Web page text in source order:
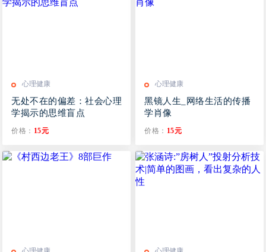
心理健康
无处不在的偏差：社会心理
学揭示的思维盲点
价格： 15元
心理健康
黑镜人生_网络生活的传播
学肖像
价格： 15元